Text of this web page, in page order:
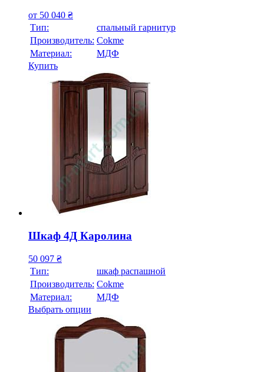
от 50 040 ₴
Тип:
спальный гарнитур
Производитель: Cokme
Материал:
МДФ
Купить
Шкаф 4Д Каролина
50 097 ₴
Тип:
шкаф распашной
Производитель: Cokme
Материал:
МДФ
Выбрать опции